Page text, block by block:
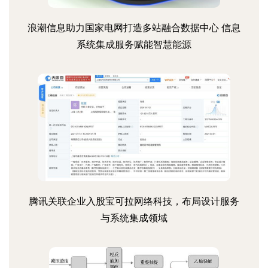
浪潮信息助力国家电网打造多站融合数据中心 信息
系统集成服务赋能智慧能源
腾讯关联企业入股宝可拉网络科技，布局设计服务
与系统集成领域